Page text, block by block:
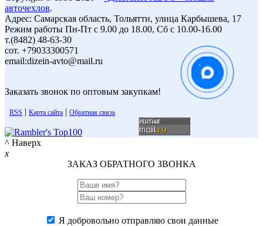
авточехлов.
Адрес: Самарская область, Тольятти, улица Карбышева, 17
Режим работы Пн-Пт с 9.00 до 18.00, Сб с 10.00-16.00
т.(8482) 48-63-30
сот. +79033300571
email:dizein-avto@mail.ru
Заказать звонок по оптовым закупкам!
RSS | Карта сайта | Обратная связь
^ Наверх
x
ЗАКАЗ ОБРАТНОГО ЗВОНКА
Я добровольно отправляю свои данные